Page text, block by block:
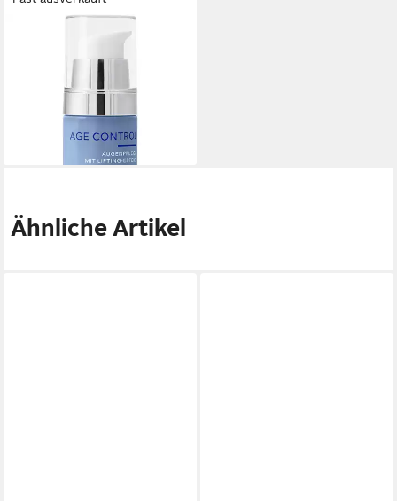
CHARLOTTE MEENTZEN
Augenpflege mit Lifting-
Effekt, Alle Hauttypen
ab 29,03 €
lieferbar - in 3-4 Werktagen bei dir
Ähnliche Artikel